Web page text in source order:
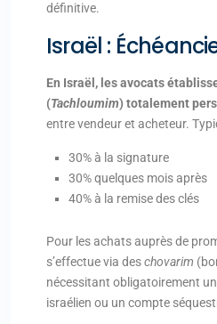
définitive.
Israël :
En Israël, les avocats
(Tachloumim) totalement
entre vendeur et acheteur.
30% à la signature
30% quelques mois après
40% à la remise des clés
Pour les achats auprès de
s’effectue via deschovarim
nécessitant obligatoirement
israélien ou un compte